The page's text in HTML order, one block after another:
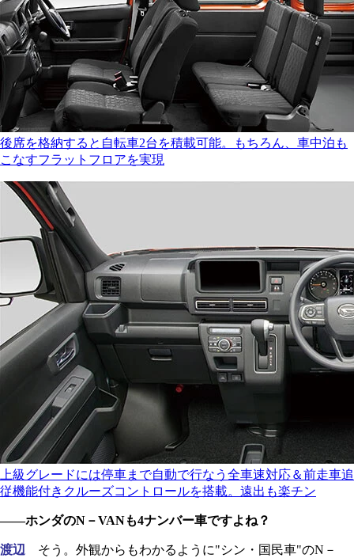
後席を格納すると自転車2台を積載可能。もちろん、車中泊も
こなすフラットフロアを実現
上級グレードには停車まで自動で行なう全車速対応＆前走車追
従機能付きクルーズコントロールを搭載。遠出も楽チン
――ホンダのN－VANも4ナンバー車ですよね？
渡辺 そう。外観からもわかるように"シン・国民車"のN－